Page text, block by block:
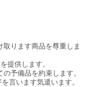
取ります商品を尊重しま
提供します。
予備品を約束します。
言います気遣います。